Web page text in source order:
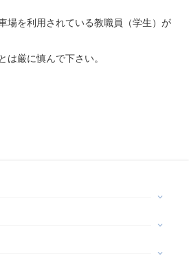
用されている教職員（学生）が
慎んで下さい。
keyboard_arrow_down
keyboard_arrow_down
keyboard_arrow_down